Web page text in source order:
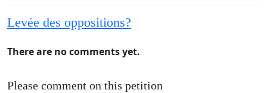
Levée des oppositions?
There are no comments yet.
Please comment on this petition